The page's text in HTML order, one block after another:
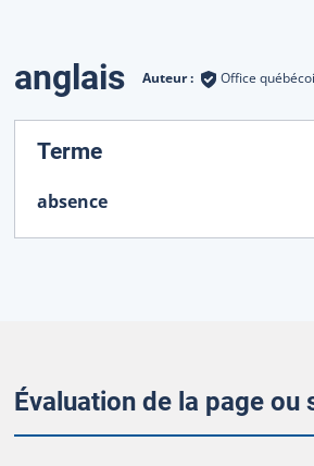
Traductions
anglais Auteur : Office
Terme:
absence
Évaluation de la page ou